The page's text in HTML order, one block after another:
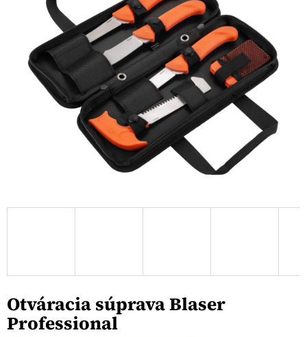
Otváracia súprava Blaser
Professional